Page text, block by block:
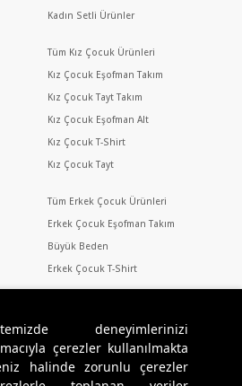
deneyimlerinizi
çerezler kullanılmakta
halinde zorunlu çerezler
Kadın Setli Ürünler
Tüm Kız Çocuk Ürünleri
Kız Çocuk Eşofman Takım
Kız Çocuk Tayt Takım
Kız Çocuk Eşofman Alt
Kız Çocuk T-Shirt
Kız Çocuk Tayt
Tüm Erkek Çocuk Ürünleri
Erkek Çocuk Eşofman Takım
Büyük Beden
Erkek Çocuk T-Shirt